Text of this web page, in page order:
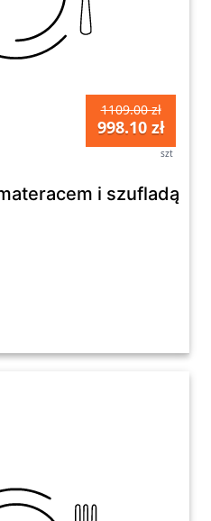
1109.00 zł
998.10 zł
szt
i szufladą